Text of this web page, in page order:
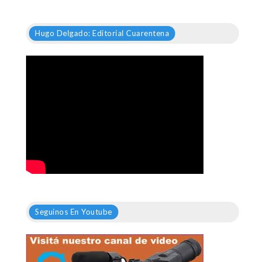
Hugo Delgado: Editorial Cuarentena
Seguinos En Youtube